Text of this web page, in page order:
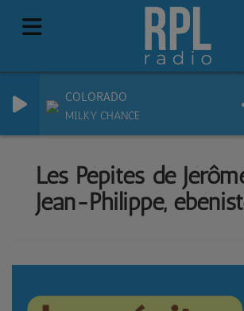
COLORADO
MILKY CHANCE
Les Pépites de
Jean-Philippe,